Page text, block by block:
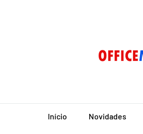
Início Novidades